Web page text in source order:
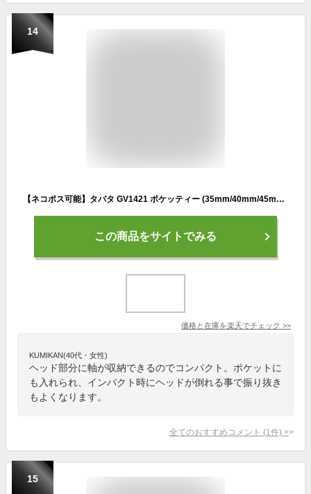
14
【ネコポス可能】タバタ GV1421 ポケッティー (35mm/40mm/45mm) 折りたたみ式 ゴルフティー Tabata PockeTEE
この商品をサイトでみる
価格と在庫を楽天でチェック >>
KUMIKAN(40代・女性)
ヘッド部分に軸が収納できるのでコンパクト。ポケットに
も入れられ、インパクト時にヘッドが倒れる事で振り抜き
もよくなります。
全てのおすすめコメント (1 件) >
15